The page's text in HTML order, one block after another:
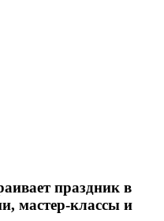
праздник в
мастер-классы и